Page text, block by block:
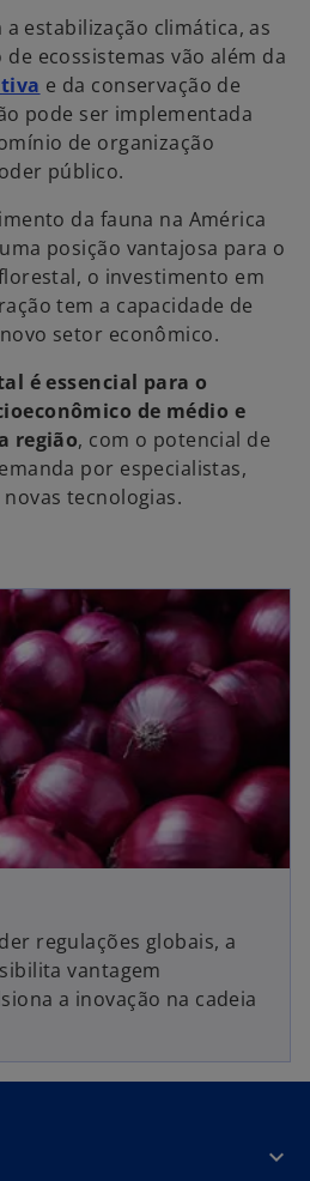
estabilização climática, as
ecossistemas vão além da
e da conservação de
pode ser implementada
de organização
público.
da fauna na América
posição vantajosa para o
o investimento em
tem a capacidade de
setor econômico.
é essencial para o
de médio e
região, com o potencial de
por especialistas,
tecnologias.
regulações globais, a
vantagem
a inovação na cadeia